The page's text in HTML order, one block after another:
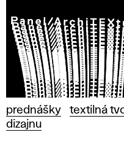
prednášky textilná
dizajnu